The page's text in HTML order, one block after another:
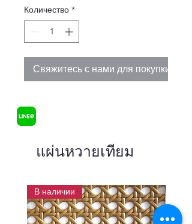
Количество *
Свяжитесь с нами для покупки
แผ่นหวายเทียม
В наличии